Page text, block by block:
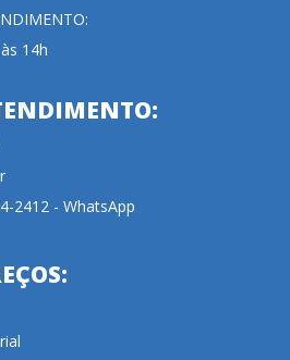
14h
2412 - WhatsApp